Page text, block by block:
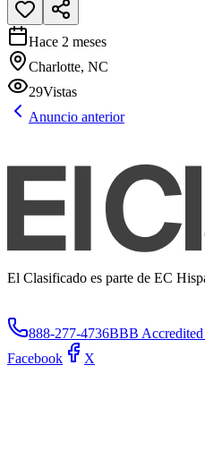
Hace 2 meses
Charlotte, NC
29Vistas
Anuncio anterior
El Clasificado es parte de EC
888-277-4736BBB Accredited
Facebook
X